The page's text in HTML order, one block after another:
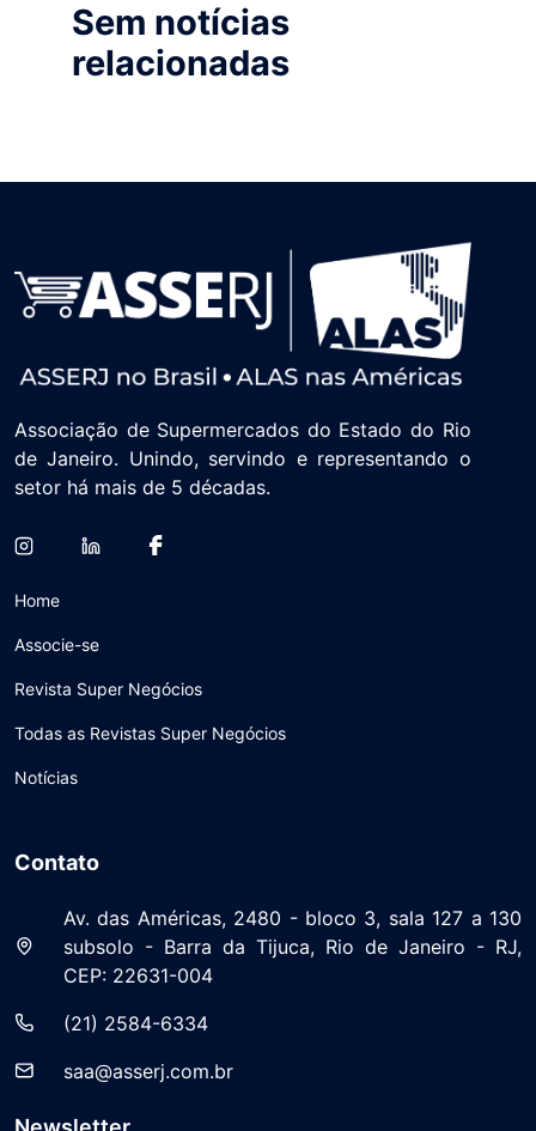
Sem notícias
relacionadas
Associação de Supermercados do Estado do Rio
de Janeiro. Unindo, servindo e representando o
setor há mais de 5 décadas.
Home
Associe-se
Revista Super Negócios
Todas as Revistas Super Negócios
Notícias
Contato
Av. das Américas, 2480 - bloco 3, sala 127 a 130
subsolo - Barra da Tijuca, Rio de Janeiro - RJ,
CEP: 22631-004
(21) 2584-6334
saa@asserj.com.br